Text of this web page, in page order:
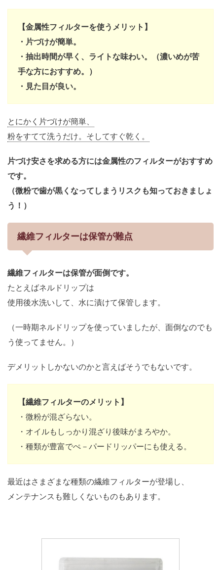
【金属性フィルターを使うメリット】
・片づけが簡単。
・抽出時間が早く、ライトな味わい。（濃いめが苦
手な方におすすめ。）
・見た目が良い。
とにかく片づけが簡単、
粉をすてて洗うだけ。そしてすぐ乾く。
片づけ安さを求める方には金属性のフィルターがおすすめ
です。
（微粉で歯が黒くなってしまうリスクも知っておきましょ
う！）
繊維フィルターは保管が難点
繊維フィルターは保管が面倒です。
たとえばネルドリップは
使用後水洗いして、水に漬けて保管します。
（一時期ネルドリップを使っていましたが、面倒なのでも
う使ってません。）
デメリットしかないのかと言えばそうでもないです。
【繊維フィルターのメリット】
・微粉が混ざらない。
・オイルもしっかり混ざり後味がまろやか。
・種類が豊富でぺ－パードリッパーにも使える。
最近はさまざまな種類の繊維フィルターが登場し、
メンテナンスも難しくないものもあります。